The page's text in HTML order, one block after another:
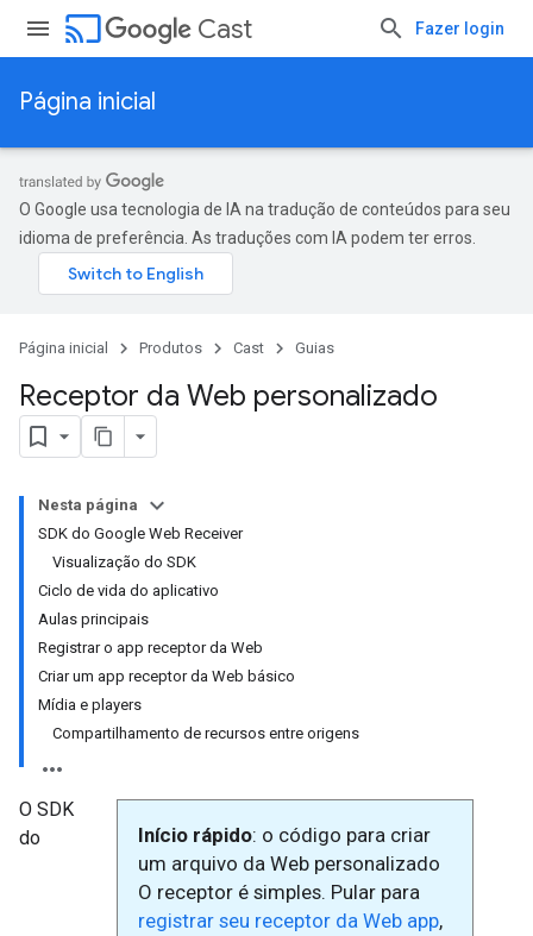
cast Cast Fazer login
Página inicial
O Google usa tecnologia de IA na tradução de conteúdos para seu
idioma de preferência. As traduções com IA podem ter erros.
Página inicial Produtos Cast Guias
Receptor da Web personalizado
Nesta página
SDK do Google Web Receiver
Visualização do SDK
Ciclo de vida do aplicativo
Aulas principais
Registrar o app receptor da Web
Criar um app receptor da Web básico
Mídia e players
Compartilhamento de recursos entre origens
Início rápido: o código para criar
um arquivo da Web personalizado
O receptor é simples. Pular para
registrar seu receptor da Web app,
O SDK
do